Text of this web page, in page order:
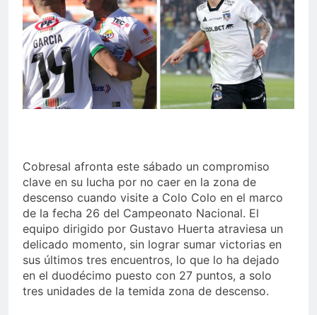
Cobresal afronta este sábado un compromiso
clave en su lucha por no caer en la zona de
descenso cuando visite a Colo Colo en el marco
de la fecha 26 del Campeonato Nacional. El
equipo dirigido por Gustavo Huerta atraviesa un
delicado momento, sin lograr sumar victorias en
sus últimos tres encuentros, lo que lo ha dejado
en el duodécimo puesto con 27 puntos, a solo
tres unidades de la temida zona de descenso.